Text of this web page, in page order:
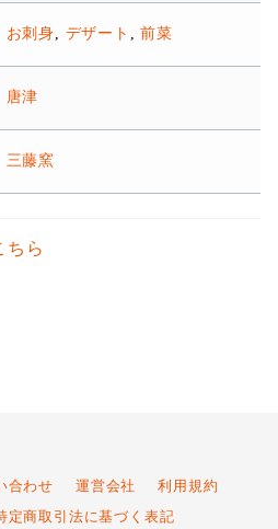
お刺身 デザート ,前菜
唐津
三藤窯
ちら
合わせ 運営会社 利用規約
定商取引法に基づく表記